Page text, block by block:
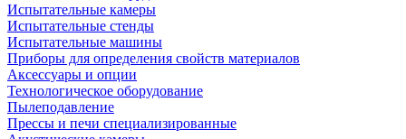
Испытательные камеры
Испытательные стенды
Испытательные машины
Приборы для определения свойств материалов
Аксессуары и опции
Технологическое оборудование
Пылеподавление
Прессы и печи специализированные